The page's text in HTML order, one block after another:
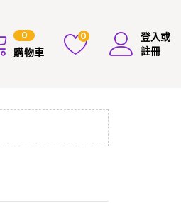
0
購物車
0
登入或
註冊